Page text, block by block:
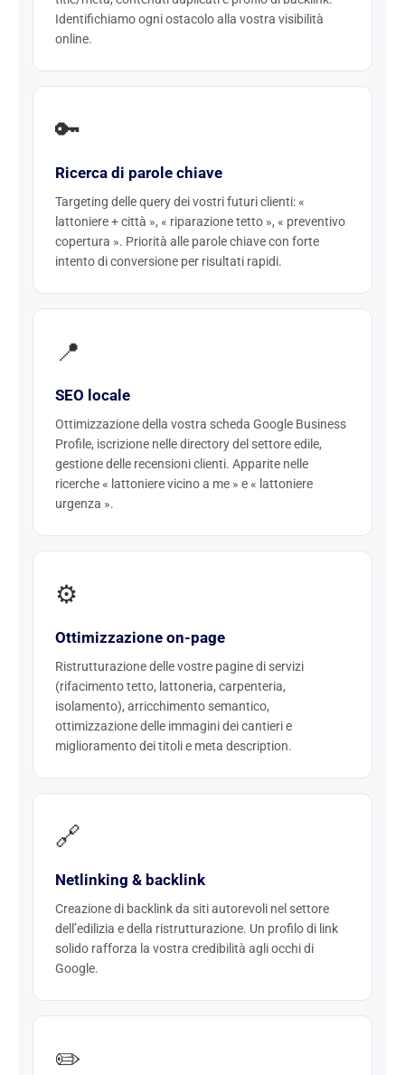
Identifichiamo ogni ostacolo alla vostra visibilità
online.
🔑
Ricerca di parole chiave
Targeting delle query dei vostri futuri clienti: «
lattoniere + città », « riparazione tetto », « preventivo
copertura ». Priorità alle parole chiave con forte
intento di conversione per risultati rapidi.
📍
SEO locale
Ottimizzazione della vostra scheda Google Business
Profile, iscrizione nelle directory del settore edile,
gestione delle recensioni clienti. Apparite nelle
ricerche « lattoniere vicino a me » e « lattoniere
urgenza ».
⚙️
Ottimizzazione on-page
Ristrutturazione delle vostre pagine di servizi
(rifacimento tetto, lattoneria, carpenteria,
isolamento), arricchimento semantico,
ottimizzazione delle immagini dei cantieri e
miglioramento dei titoli e meta description.
🔗
Netlinking & backlink
Creazione di backlink da siti autorevoli nel settore
dell’edilizia e della ristrutturazione. Un profilo di link
solido rafforza la vostra credibilità agli occhi di
Google.
✏️